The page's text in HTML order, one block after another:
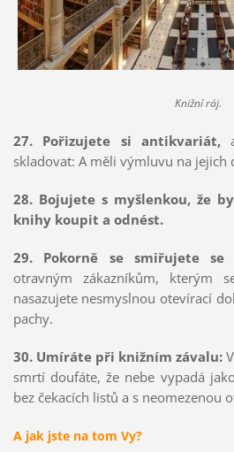
Knižní ráj.
27. Pořizujete si antikvariát,
skladovat: A měli výmluvu na jejich
28. Bojujete s myšlenkou, že
knihy koupit a odnést.
29. Pokorně se smiřujete se
otravným zákazníkům, kterým
nasazujete nesmyslnou otevírací
pachy.
30. Umíráte při knižním závalu:
smrtí doufáte, že nebe vypadá
bez čekacích listů a s neomezenou
A jak jste na tom Vy?